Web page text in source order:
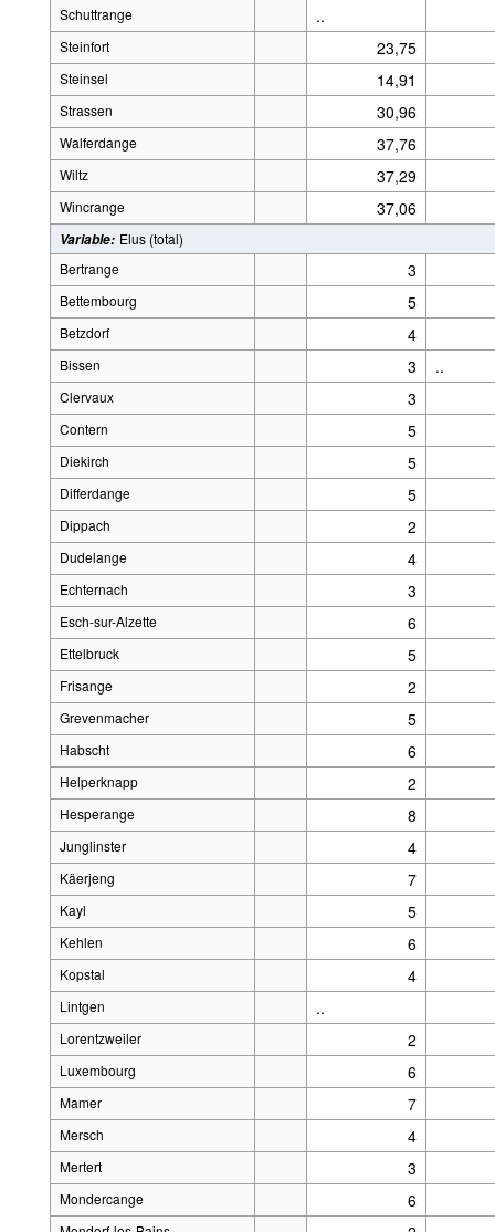
Schuttrange ..
Steinfort 23,75
Steinsel 14,91
Strassen 30,96
Walferdange 37,76
Wiltz 37,29
Wincrange 37,06
Variable: Elus (total)
Bertrange
3
Bettembourg 5
Betzdorf 4
Bissen 3 ..
Clervaux 3
Contern 5
Diekirch 5
Differdange 5
Dippach 2
Dudelange 4
Echternach 3
Esch-sur-Alzette 6
Ettelbruck 5
Frisange 2
Grevenmacher 5
Habscht 6
Helperknapp 2
Hesperange 8
Junglinster 4
Käerjeng 7
Kayl 5
Kehlen 6
Kopstal 4
Lintgen ..
Lorentzweiler 2
Luxembourg 6
Mamer 7
Mersch 4
Mertert 3
Mondercange 6